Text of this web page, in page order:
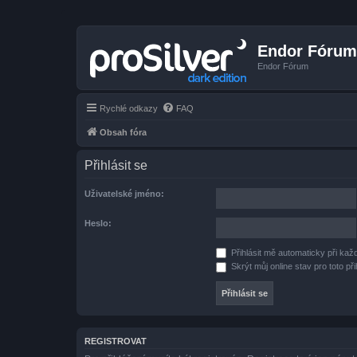
Endor Fórum
Endor Fórum
Rychlé odkazy FAQ
Obsah fóra
Přihlásit se
Uživatelské jméno:
Heslo:
Přihlásit mě automaticky při
Skrýt můj online stav pro toto
REGISTROVAT